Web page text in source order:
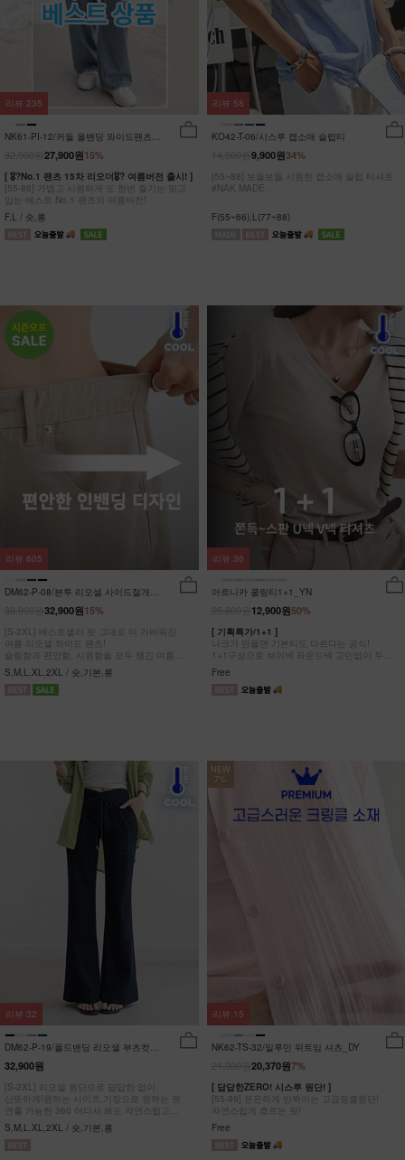
NK61-PI-12/커들 올밴딩 와이드팬츠
15%
27,900원
[ 🎖?No.1 팬츠 15차 리오더🎖? 여름버전 출시! ]
[55-88] 가볍고 시원하게 또 한번 즐기는 믿고
입는 베스트 No.1 팬츠의 여름버전!
F,L / 숏,롱
리뷰 235
KO42-T-06/시스루 캡소매 슬럽티
34%
9,900원
[55~88] 보들보들 시원한 캡소매 슬럽 티셔츠
#NAK MADE.
F(55~66),L(77~88)
리뷰 58
DM62-P-08/븐투 리오셀 사이드절개팬
15%
32,900원
[S-2XL] 베스트셀러 핏 그대로 더 가벼워진
여름 리오셀 와이드 팬츠!
슬림함과 편안함, 시원함을 모두 챙긴 여름
완전정복 팬츠
S,M,L,XL,2XL / 숏,기본,롱
리뷰 605
아르니카 쿨링티1+1_YN
50%
12,900원
[ 기획특가/1+1 ]
나크가 만들면 기본티도 다르다는 공식!
1+1구성으로 브이넥 라운드넥 고민없이 두장
다 챙겨가세요
Free
리뷰 36
DM62-P-19/폴드밴딩 리오셀 부츠컷팬
츠_HR
32,900원
[S-2XL] 리오셀 원단으로 답답한 없이
산뜻하게!원하는 사이즈,기장으로 원하는 핏
연출 가능한 360 어디서 봐도 자연스럽고
균형잡힌 부츠컷 팬츠
S,M,L,XL,2XL / 숏,기본,롱
리뷰 32
NEW
7%
NK62-TS-32/일루민 뒤트임 셔츠_DY
7%
20,370원
[ 답답한ZERO! 시스루 원단! ]
[55-99] 은은하게 반짝이는 고급링클원단!
자연스럽게 흐르는 핏!
Free
리뷰 15